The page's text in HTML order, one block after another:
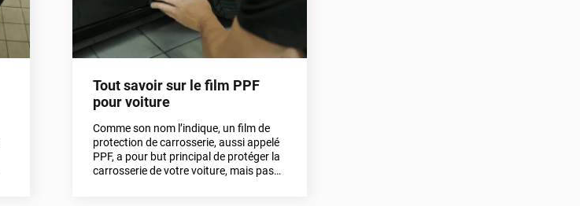
Tout savoir sur le film PPF
pour voiture
Comme son nom l’indique, un film de
protection de carrosserie, aussi appelé
PPF, a pour but principal de protéger la
carrosserie de votre voiture, mais pas